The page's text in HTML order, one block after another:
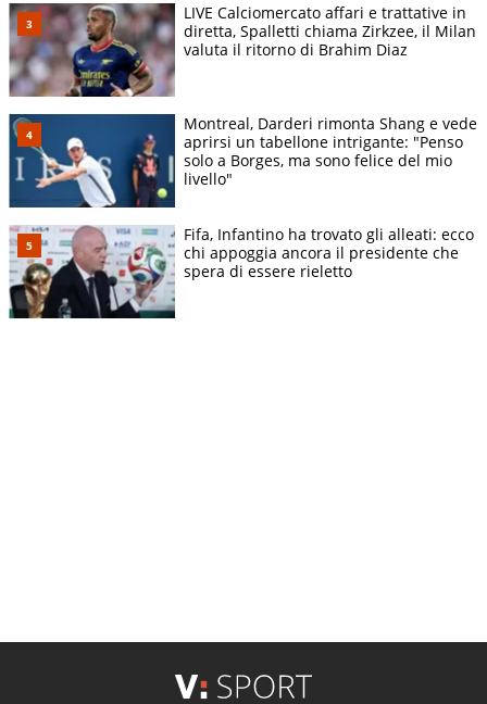
LIVE Calciomercato affari e trattative in
diretta, Spalletti chiama Zirkzee, il Milan
valuta il ritorno di Brahim Diaz
Montreal, Darderi rimonta Shang e vede
aprirsi un tabellone intrigante: "Penso
solo a Borges, ma sono felice del mio
livello"
Fifa, Infantino ha trovato gli alleati: ecco
chi appoggia ancora il presidente che
spera di essere rieletto